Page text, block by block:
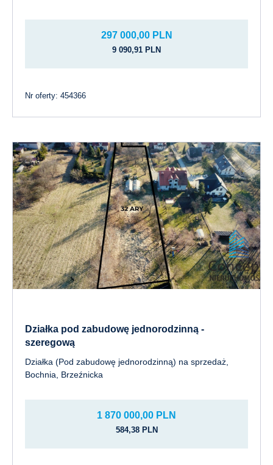
297 000,00 PLN
9 090,91 PLN
Nr oferty: 454366
Działka pod zabudowę jednorodzinną -
szeregową
Działka (Pod zabudowę jednorodzinną) na sprzedaż,
Bochnia, Brzeźnicka
1 870 000,00 PLN
584,38 PLN